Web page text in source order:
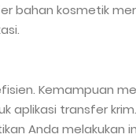
bahan kosmetik
Kemampuan
aplikasi transfer
Anda melakukan